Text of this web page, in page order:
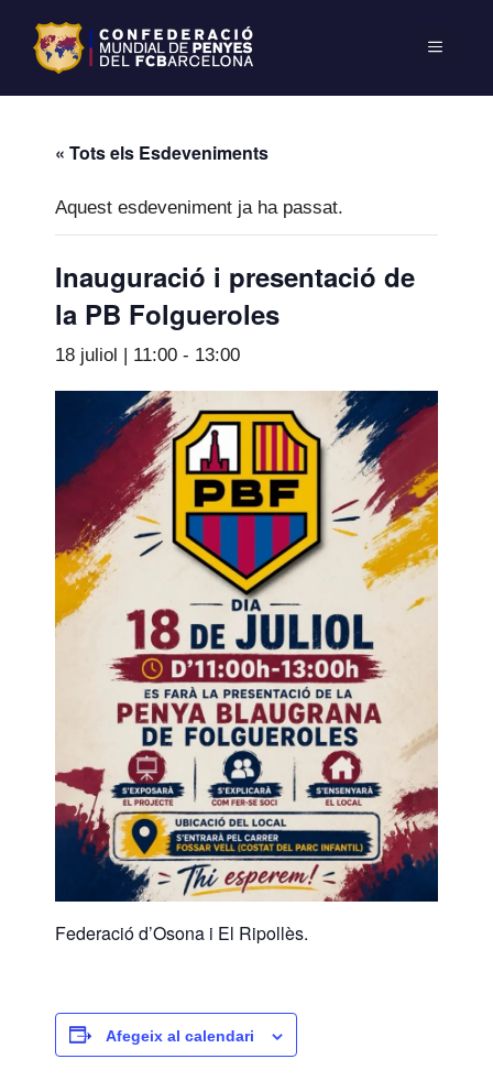
« Tots els Esdeveniments
Aquest esdeveniment ja ha passat.
Inauguració i presentació de
la PB Folgueroles
18 juliol | 11:00 - 13:00
Federació d’Osona i El Ripollès.
Afegeix al calendari